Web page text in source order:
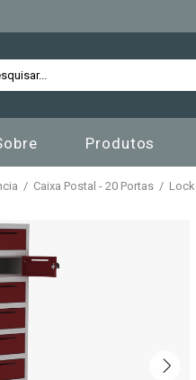
Produtos
Caixa Postal - 20 Portas